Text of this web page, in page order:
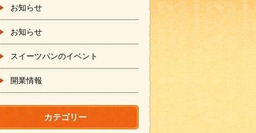
お知らせ
お知らせ
スイーツパンのイベント
開業情報
カテゴリー